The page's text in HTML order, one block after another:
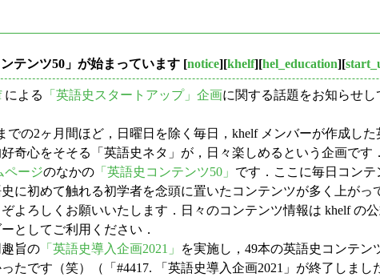
テンツ50」が始まっています [notice][khelf][hel_education][
による 「英語史スタートアップ」企画に関する話題をお知らせ
の2ヶ月間ほど，日曜日を除く毎日，khelf メンバーが作成し
奇心をそそる「英語史ネタ」が，日々楽しめるという企画です．
ページのなかの 「英語史コンテンツ50」 です．ここに毎日コン
に初めて触れる初学者を念頭に置いたコンテンツが多く上が
よろしくお願いいたします．日々のコンテンツ情報は khelf の
としてご利用ください．
旨の 「英語史導入企画2021」
を実施し，49本の英語史コンテ
たです（笑）（「#4417. 「英語史導入企画2021」が終了しまし